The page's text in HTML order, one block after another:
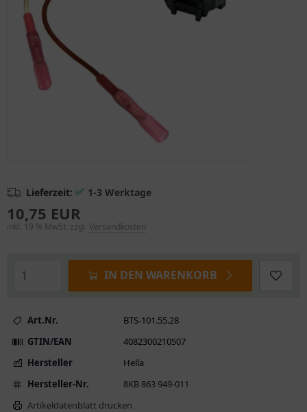
Lieferzeit: ✅ 1-3 Werktage
10,75 EUR
inkl. 19 % MwSt. zzgl. Versandkosten
IN DEN WARENKORB
Art.Nr.
BTS-101.55.28
GTIN/EAN
4082300210507
Hersteller
Hella
Hersteller-Nr.
8KB 863 949-011
Artikeldatenblatt drucken